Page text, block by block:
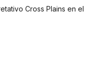
Cross Plains en el